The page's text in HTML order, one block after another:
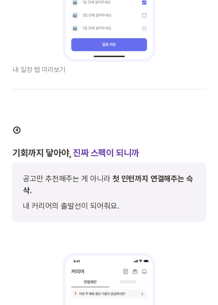
내 일정 탭 미리보기
④
기회까지 닿아야, 진짜 스펙이 되니까
공고만 추천해주는 게 아니라 첫 인턴까지 연결해주는 슥
삭.
내 커리어의 출발선이 되어줘요.